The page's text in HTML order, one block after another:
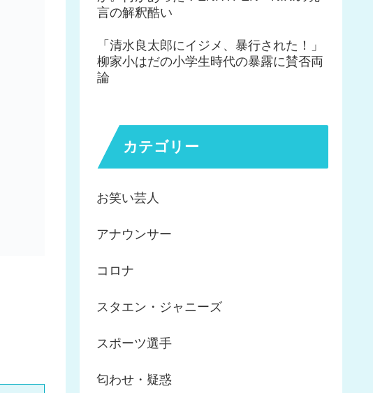
言の解釈酷い
「清水良太郎にイジメ、暴行された！」
柳家小はだの小学生時代の暴露に賛否両
論
カテゴリー
お笑い芸人
アナウンサー
コロナ
スタエン・ジャニーズ
スポーツ選手
匂わせ・疑惑